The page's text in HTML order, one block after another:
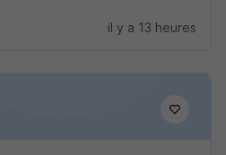
il y a 13 heures